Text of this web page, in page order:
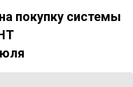
с ней.
покупку системы